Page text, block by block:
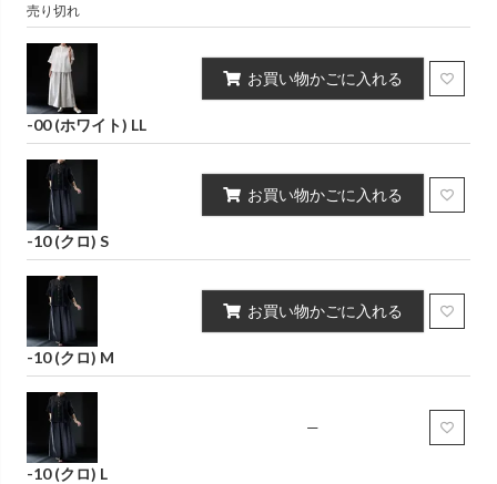
売り切れ
-00 (ホワイト) LL
お買い物かごに入れる
-10 (クロ) S
お買い物かごに入れる
-10 (クロ) M
お買い物かごに入れる
-10 (クロ) L
—